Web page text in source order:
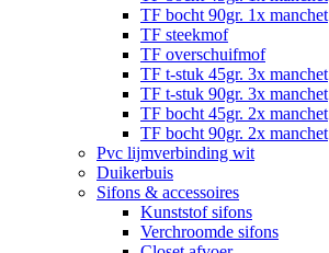
TF bocht 90gr. 1x manchet
TF steekmof
TF overschuifmof
TF t-stuk 45gr. 3x manchet
TF t-stuk 90gr. 3x manchet
TF bocht 45gr. 2x manchet
TF bocht 90gr. 2x manchet
Pvc lijmverbinding wit
Duikerbuis
Sifons & accessoires
Kunststof sifons
Verchroomde sifons